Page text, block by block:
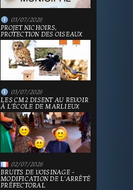
03/07/2026
PROJET NICHOIRS,
PROTECTION DES OISEAUX
03/07/2026
LES CM2 DISENT AU REVOIR
À L'ÉCOLE DE MARLIEUX
02/07/2026
BRUITS DE VOISINAGE -
MODIFICATION DE L'ARRÊTÉ
PRÉFECTORAL